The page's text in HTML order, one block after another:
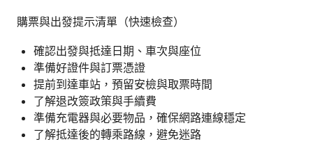
購票與出發提示清單（快速檢查）
確認出發與抵達日期、車次與座位
準備好證件與訂票憑證
提前到達車站，預留安檢與取票時間
了解退改簽政策與手續費
準備充電器與必要物品，確保網路連線穩定
了解抵達後的轉乘路線，避免迷路